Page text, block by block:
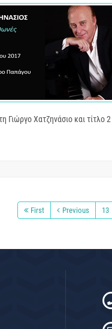
Γιώργο Χατζηνάσιο και
First Previous 13